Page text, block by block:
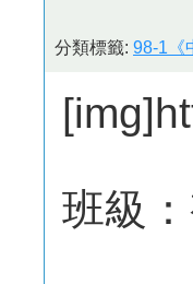
分類標籤: 98-1《
班級